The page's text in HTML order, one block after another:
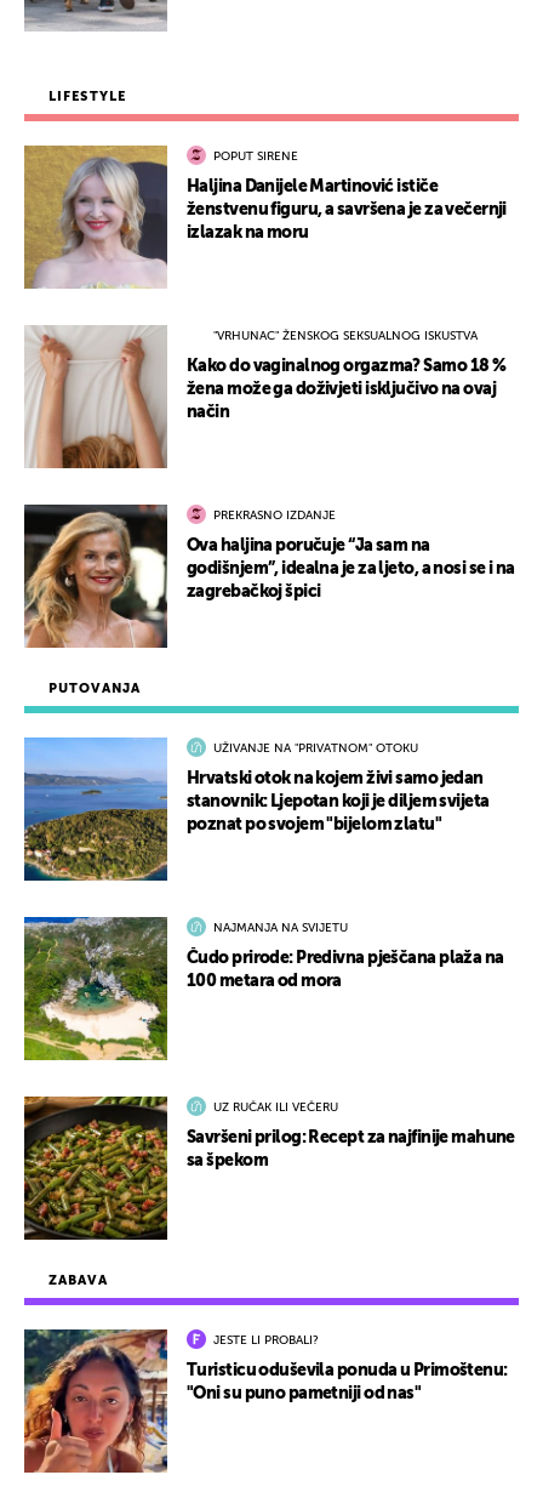
ZABAVA
JESTE LI PROBALI?
Turisticu oduševila ponuda u Primoštenu:
"Oni su puno pametniji od nas"
PUTOVANJA
UŽIVANJE NA "PRIVATNOM" OTOKU
Hrvatski otok na kojem živi samo jedan
stanovnik: Ljepotan koji je diljem svijeta
poznat po svojem "bijelom zlatu"
NAJMANJA NA SVIJETU
Čudo prirode: Predivna pješčana plaža na
100 metara od mora
UZ RUČAK ILI VEČERU
Savršeni prilog: Recept za najfinije mahune
sa špekom
LIFESTYLE
POPUT SIRENE
Haljina Danijele Martinović ističe
ženstvenu figuru, a savršena je za večernji
izlazak na moru
"VRHUNAC" ŽENSKOG SEKSUALNOG ISKUSTVA
Kako do vaginalnog orgazma? Samo 18 %
žena može ga doživjeti isključivo na ovaj
način
PREKRASNO IZDANJE
Ova haljina poručuje “Ja sam na
godišnjem”, idealna je za ljeto, a nosi se i na
zagrebačkoj špici